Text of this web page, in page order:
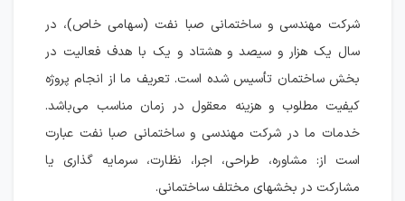
شركت مهندسی و ساختمانی صبا نفت (سهامی خاص)، در
سال یک هزار و سیصد و هشتاد و یک با هدف فعالیت در
بخش ساختمان تأسیس شده است. تعریف ما از انجام پروژه
کیفیت مطلوب و هزینه معقول در زمان مناسب می‌باشد.
خدمات ما در شركت مهندسی و ساختمانی صبا نفت عبارت
است از: مشاوره، طراحی، اجرا، نظارت، سرمایه گذاری یا
مشاركت در بخشهای مختلف ساختمانی.